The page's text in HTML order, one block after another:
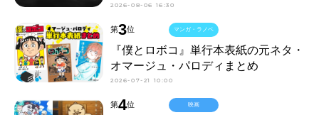
2026-08-06 16:30
第3位
『僕とロボコ』単行本表紙の元ネタ・
オマージュ・パロディまとめ
2026-07-21 10:00
マンガ・ラノベ
第4位 映画